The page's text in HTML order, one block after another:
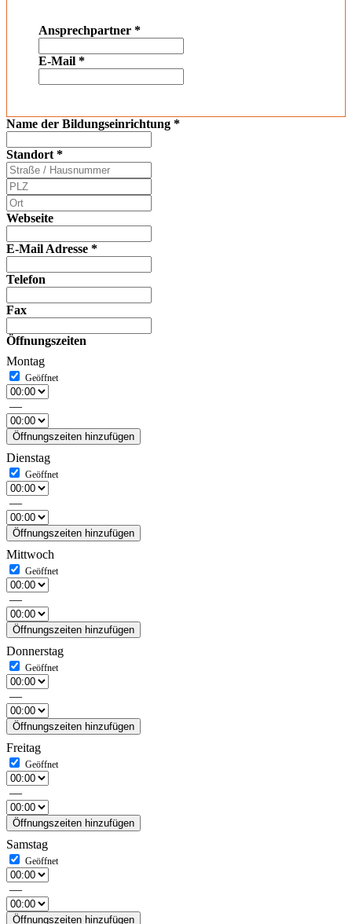
Ansprechpartner *
E-Mail *
Name der Bildungseinrichtung *
Standort *
Webseite
E-Mail Adresse *
Telefon
Fax
Öffnungszeiten
Montag
—
Öffnungszeiten hinzufügen
Dienstag
—
Öffnungszeiten hinzufügen
Mittwoch
—
Öffnungszeiten hinzufügen
Donnerstag
—
Öffnungszeiten hinzufügen
Freitag
—
Öffnungszeiten hinzufügen
Samstag
—
Öffnungszeiten hinzufügen